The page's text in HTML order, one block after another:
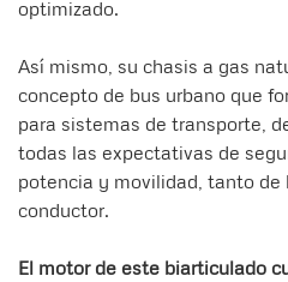
optimizado.
Así mismo, su chasis a gas
concepto de bus urbano que
para sistemas de transporte,
todas las expectativas de
potencia y movilidad, tanto de
conductor.
El motor de este biarticulado